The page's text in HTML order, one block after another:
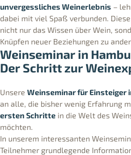
unvergessliches Weinerlebnis –
dabei mit viel Spaß verbunden.
nicht nur das Wissen über Wein,
Knüpfen neuer Beziehungen zu
Weinseminar in
Der Schritt zur
Unsere Weinseminar für Einsteiger
an alle, die bisher wenig Erfahrung
ersten Schritte in die Welt des
möchten.
In unserem interessanten
Teilnehmer grundlegende